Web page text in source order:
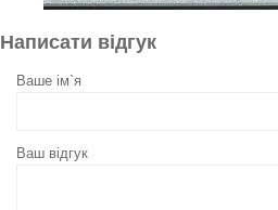
Написати відгук
Ваше ім`я
Ваш відгук